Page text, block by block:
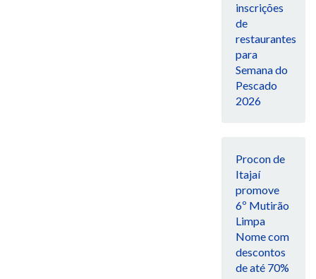
inscrições
de
restaurantes
para
Semana do
Pescado
2026
Procon de
Itajaí
promove
6º Mutirão
Limpa
Nome com
descontos
de até 70%